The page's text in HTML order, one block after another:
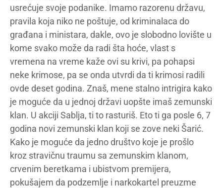
usrećuje svoje podanike. Imamo razorenu državu,
pravila koja niko ne poštuje, od kriminalaca do
građana i ministara, dakle, ovo je slobodno lovište u
kome svako može da radi šta hoće, vlast s
vremena na vreme kaže ovi su krivi, pa pohapsi
neke krimose, pa se onda utvrdi da ti krimosi radili
ovde deset godina. Znaš, mene stalno intrigira kako
je moguće da u jednoj državi uopšte imaš zemunski
klan. U akciji Sablja, ti to rasturiš. Eto ti ga posle 6, 7
godina novi zemunski klan koji se zove neki Šarić.
Kako je moguće da jedno društvo koje je prošlo
kroz stravičnu traumu sa zemunskim klanom,
crvenim beretkama i ubistvom premijera,
pokušajem da podzemlje i narkokartel preuzme